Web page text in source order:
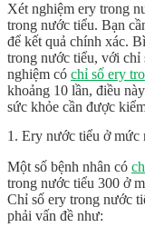
Xét nghiệm ery trong
trong nước tiểu. Bạn
để kết quả chính xác.
trong nước tiểu, với chỉ
nghiệm có chỉ số ery
khoảng 10 lần, điều
sức khỏe cần được
1. Ery nước tiểu ở mức
Một số bệnh nhân có
trong nước tiểu 300 ở
Chỉ số ery trong nước
phải vấn đề như: